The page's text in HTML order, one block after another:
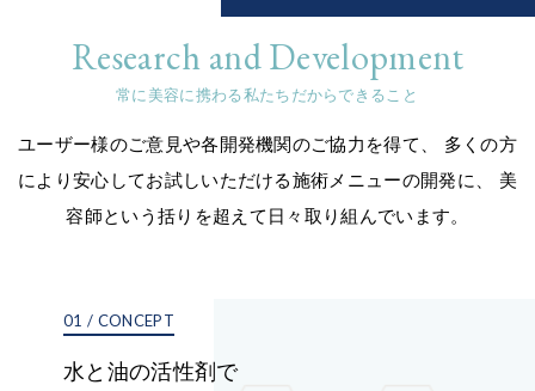
Research and Development
常に美容に携わる私たちだからできること
ユーザー様のご意見や各開発機関のご協力を得て、
多くの方
により安心してお試しいただける施術メニューの開発に、
美
容師という括りを超えて日々取り組んでいます。
01 / CONCEPT
水と油の活性剤で